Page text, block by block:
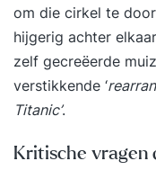
om die cirkel te
hijgerig achter
zelf gecreëerde
verstikkende ‘
Titanic’.
Kritische vragen